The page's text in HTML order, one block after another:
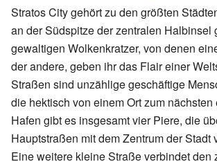
Stratos City gehört zu den größten
an der Südspitze der zentralen Halbinsel
gewaltigen Wolkenkratzer, von denen
der andere, geben ihr das Flair einer
Straßen sind unzählige geschäftige
die hektisch von einem Ort zum
Hafen gibt es insgesamt vier Piere, die
Hauptstraßen mit dem Zentrum der Stadt
Eine weitere kleine Straße verbindet den